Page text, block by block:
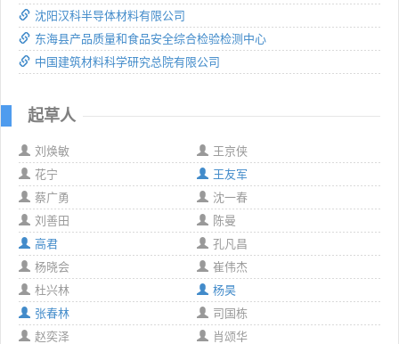
沈阳汉科半导体材料有限公司
东海县产品质量和食品安全综合检验检测中心
中国建筑材料科学研究总院有限公司
起草人
刘焕敏
王京侠
花宁
王友军
蔡广勇
沈一春
刘善田
陈曼
高君
孔凡昌
杨晓会
崔伟杰
杜兴林
杨昊
张春林
司国栋
赵奕泽
肖颂华